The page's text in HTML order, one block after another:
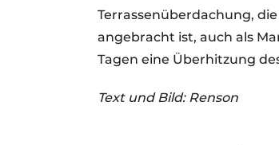
Terrassenüberdachung,
angebracht ist, auch als
Tagen eine Überhitzung
Text und Bild: Renson